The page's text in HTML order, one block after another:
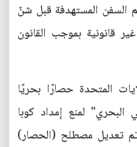
السفن المستهدفة قبل شنّ
قانونية بموجب القانون
الولايات المتحدة حصارًا بحريًا
لمنع إمداد كوبا
تعديل مصطلح (الحصار)